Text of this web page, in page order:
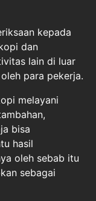
kepada
dan
lain di luar
para pekerja.
melayani
bisa
hasil
oleh sebab itu
sebagai